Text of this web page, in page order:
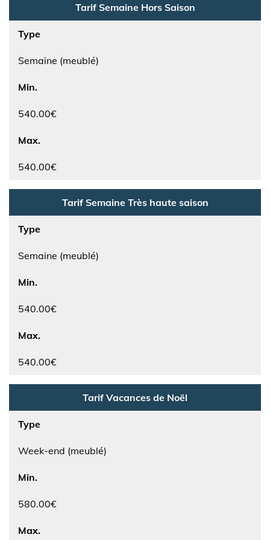
Tarif Semaine Hors Saison
Type
Semaine (meublé)
Min.
540.00€
Max.
540.00€
Tarif Semaine Très haute saison
Type
Semaine (meublé)
Min.
540.00€
Max.
540.00€
Tarif Vacances de Noël
Type
Week-end (meublé)
Min.
580.00€
Max.